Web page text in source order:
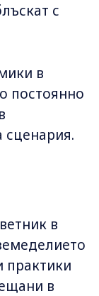
с
в
постоянно
сценария.
в
практики
в